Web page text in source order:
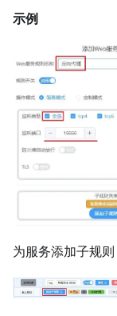
示例
为服务添加子规